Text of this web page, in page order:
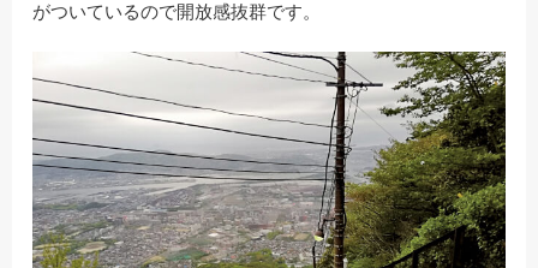
がついているので開放感抜群です。